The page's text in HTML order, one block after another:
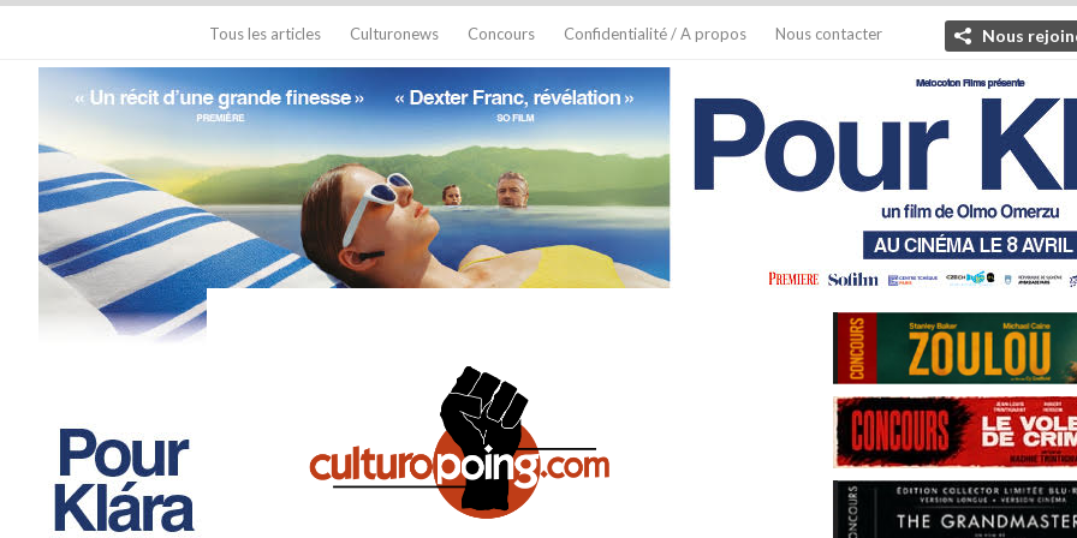
Tous les articles Culturonews Concours Confidentialité / A propos Nous contacter Nous